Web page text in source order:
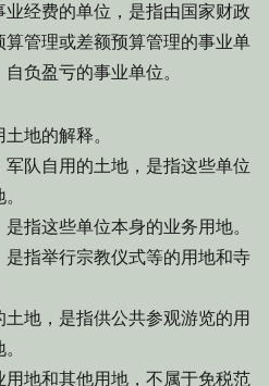
经费的单位，是指由国家财政
管理或差额预算管理的事业单
负盈亏的事业单位。
地的解释。
队自用的土地，是指这些单位
这些单位本身的业务用地。
指举行宗教仪式等的用地和寺
地，是指供公共参观游览的用
地和其他用地，不属于免税范